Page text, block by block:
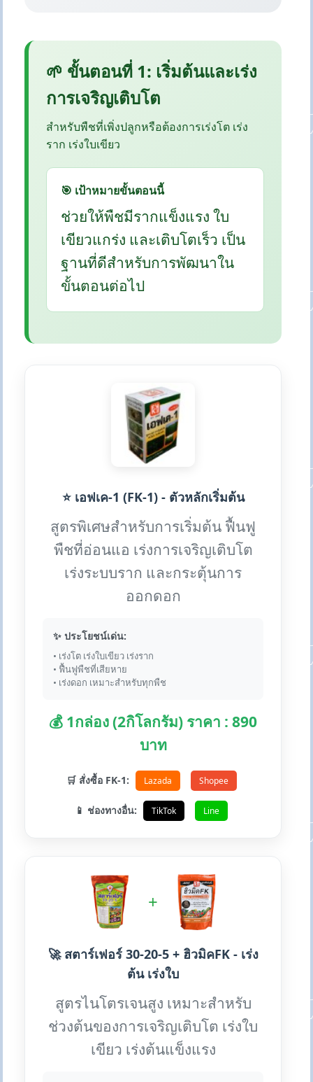
🌱 ขั้นตอนที่ 1: เริ่มต้นและเร่ง
การเจริญเติบโต
สำหรับพืชที่เพิ่งปลูกหรือต้องการเร่งโต เร่ง
ราก เร่งใบเขียว
🎯 เป้าหมายขั้นตอนนี้
ช่วยให้พืชมีรากแข็งแรง ใบ
เขียวแกร่ง และเติบโตเร็ว เป็น
ฐานที่ดีสำหรับการพัฒนาใน
ขั้นตอนต่อไป
⭐ เอฟเค-1 (FK-1) - ตัวหลักเริ่มต้น
สูตรพิเศษสำหรับการเริ่มต้น ฟื้นฟู
พืชที่อ่อนแอ เร่งการเจริญเติบโต
เร่งระบบราก และกระตุ้นการ
ออกดอก
✨ ประโยชน์เด่น:
• เร่งโต เร่งใบเขียว เร่งราก
• ฟื้นฟูพืชที่เสียหาย
• เร่งดอก เหมาะสำหรับทุกพืช
💰 1กล่อง (2กิโลกรัม) ราคา : 890
บาท
🛒 สั่งซื้อ FK-1: Lazada Shopee
📱 ช่องทางอื่น: TikTok Line
+
🚀 สตาร์เฟอร์ 30-20-5 + ฮิวมิคFK - เร่ง
ต้น เร่งใบ
สูตรไนโตรเจนสูง เหมาะสำหรับ
ช่วงต้นของการเจริญเติบโต เร่งใบ
เขียว เร่งต้นแข็งแรง